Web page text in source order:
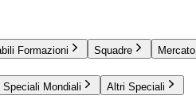
Formazioni Squadre Mercato
Speciali Mondiali Altri Speciali